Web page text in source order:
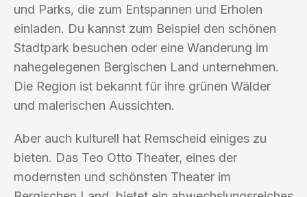
und Parks, die zum Entspannen und Erholen
einladen. Du kannst zum Beispiel den schönen
Stadtpark besuchen oder eine Wanderung im
nahegelegenen Bergischen Land unternehmen.
Die Region ist bekannt für ihre grünen Wälder
und malerischen Aussichten.
Aber auch kulturell hat Remscheid einiges zu
bieten. Das Teo Otto Theater, eines der
modernsten und schönsten Theater im